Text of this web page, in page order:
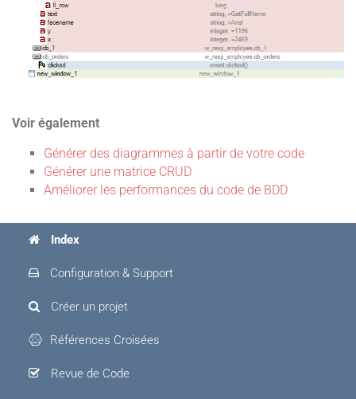
Voir également
Générer des diagrammes à partir de votre code
Générer une matrice CRUD
Améliorer les performances du code de BDD
Index
Configuration & Support
Créer un projet
Références Croisées
Revue de Code